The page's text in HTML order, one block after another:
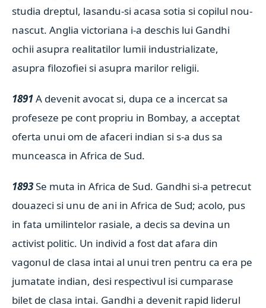
studia dreptul, lasandu-si acasa sotia si copilul nou-
nascut. Anglia victoriana i-a deschis lui Gandhi
ochii asupra realitatilor lumii industrializate,
asupra filozofiei si asupra marilor religii.
1891A devenit avocat si, dupa ce a incercat sa
profeseze pe cont propriu in Bombay, a acceptat
oferta unui om de afaceri indian si s-a dus sa
munceasca in Africa de Sud.
1893Se muta in Africa de Sud. Gandhi si-a petrecut
douazeci si unu de ani in Africa de Sud; acolo, pus
in fata umilintelor rasiale, a decis sa devina un
activist politic. Un individ a fost dat afara din
vagonul de clasa intai al unui tren pentru ca era pe
jumatate indian, desi respectivul isi cumparase
bilet de clasa intai. Gandhi a devenit rapid liderul